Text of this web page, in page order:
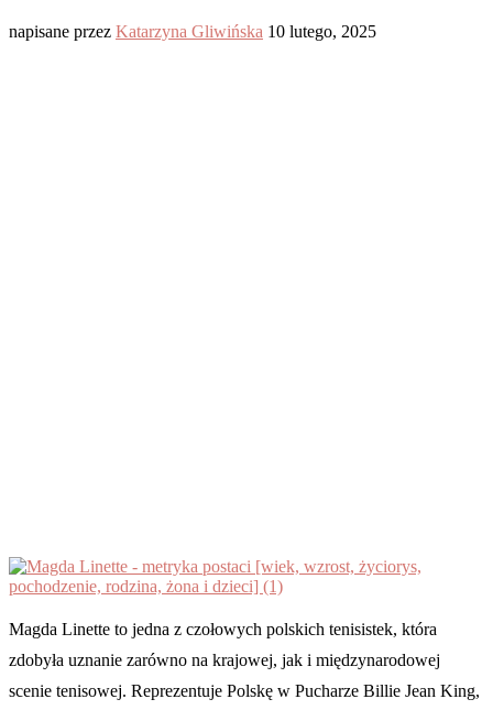
napisane przez Katarzyna Gliwińska 10 lutego, 2025
Magda Linette to jedna z czołowych polskich tenisistek, która
zdobyła uznanie zarówno na krajowej, jak i międzynarodowej
scenie tenisowej. Reprezentuje Polskę w Pucharze Billie Jean King,